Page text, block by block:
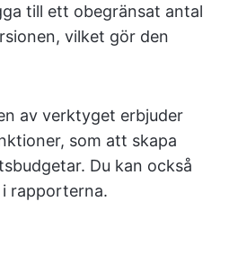
till ett obegränsat antal
vilket gör den
av verktyget erbjuder
som att skapa
Du kan också
rapporterna.